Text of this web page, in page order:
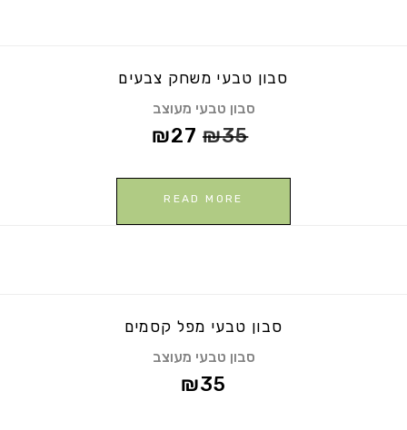
סבון טבעי משחק צבעים
סבון טבעי מעוצב
₪35
₪27
READ MORE
סבון טבעי מפל קסמים
סבון טבעי מעוצב
₪35